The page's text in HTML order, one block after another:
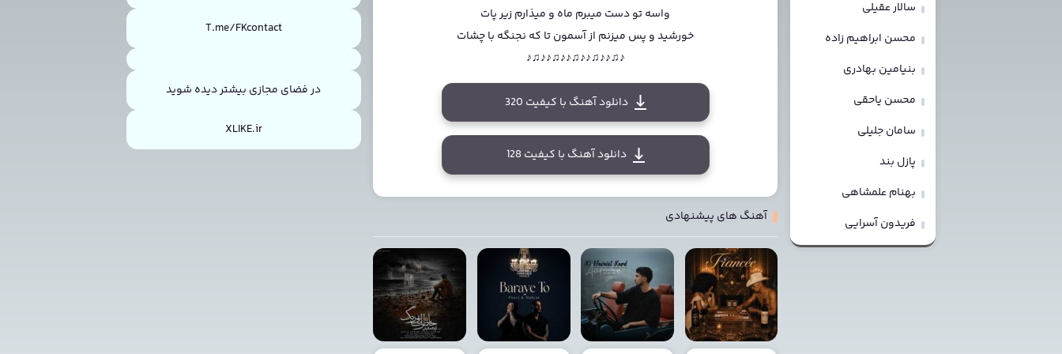
واسه تو دست میبرم ماه و میذارم زیر پات
خورشید و پس میزنم از آسمون تا که نجنگه با چشات
♪♫♪♪♫♪♪♫♪♪♫♪♪♫♪
دانلود آهنگ با کیفیت 320
دانلود آهنگ با کیفیت 128
آهنگ های پیشنهادی
سالار عقیلی
محسن ابراهیم زاده
بنیامین بهادری
محسن یاحقی
سامان جلیلی
پازل بند
بهنام علمشاهی
فریدون آسرایی
T.me/FKcontact
در فضای مجازی بیشتر دیده شوید
XLIKE.ir